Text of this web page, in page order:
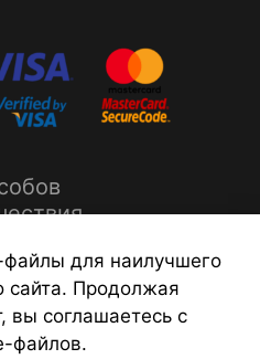
- Поиск туров от надежных
для наилучшего
сайта. Продолжая
вы соглашаетесь с
файлов.